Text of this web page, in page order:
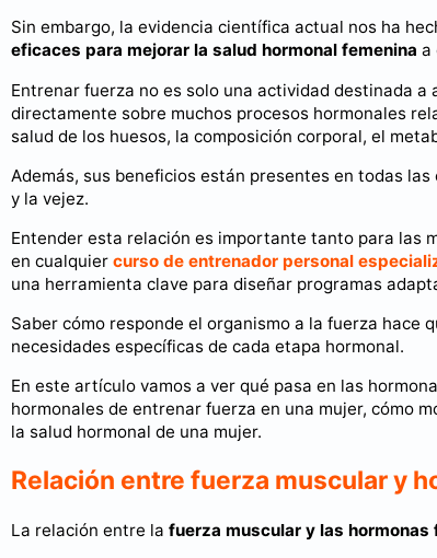
Sin embargo, la evidencia científica actual nos ha
eficaces para mejorar la salud hormonal femenina a
Entrenar fuerza no es solo una actividad destinada
directamente sobre muchos procesos hormonales
salud de los huesos, la composición corporal, el
Además, sus beneficios están presentes en todas
y la vejez.
Entender esta relación es importante tanto para las
en cualquier curso de entrenador personal
una herramienta clave para diseñar programas
Saber cómo responde el organismo a la fuerza hace
necesidades específicas de cada etapa hormonal.
En este artículo vamos a ver qué pasa en las
hormonales de entrenar fuerza en una mujer, cómo
la salud hormonal de una mujer.
Relación entre fuerza muscular y
La relación entre la fuerza muscular y las hormonas